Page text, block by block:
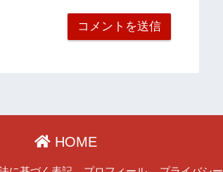
HOME